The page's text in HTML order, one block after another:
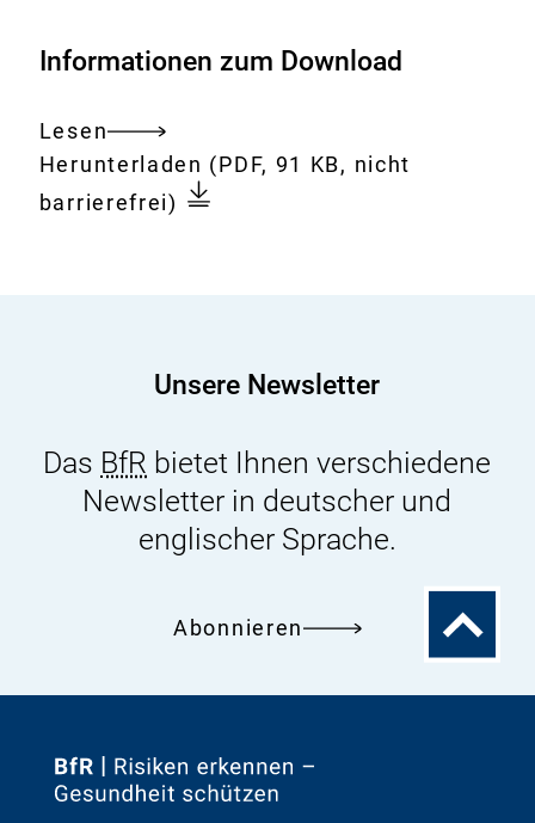
Informationen zum Download
Lesen
Gesamtes
Dokument
Download:
Herunterladen 4.
Sitzung
Methoden
der
Risikobewertung
(PDF, 91 KB, nicht
barrierefrei)
Unsere Newsletter
Das BfR bietet Ihnen verschiedene
Newsletter in deutscher und
englischer Sprache.
Abonnieren
Zum
Zur